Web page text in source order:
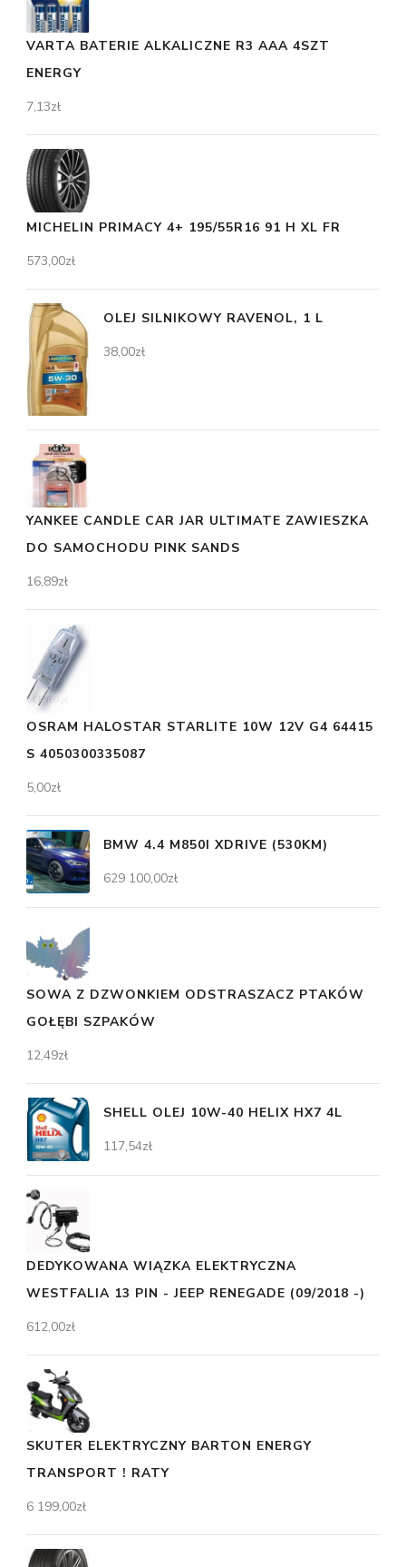
VARTA BATERIE ALKALICZNE R3 AAA 4SZT
ENERGY
7,13zł
MICHELIN PRIMACY 4+ 195/55R16 91 H XL FR
573,00zł
OLEJ SILNIKOWY RAVENOL, 1 L
38,00zł
YANKEE CANDLE CAR JAR ULTIMATE ZAWIESZKA
DO SAMOCHODU PINK SANDS
16,89zł
OSRAM HALOSTAR STARLITE 10W 12V G4 64415
S 4050300335087
5,00zł
BMW 4.4 M850I XDRIVE (530KM)
629 100,00zł
SOWA Z DZWONKIEM ODSTRASZACZ PTAKÓW
GOŁĘBI SZPAKÓW
12,49zł
SHELL OLEJ 10W-40 HELIX HX7 4L
117,54zł
DEDYKOWANA WIĄZKA ELEKTRYCZNA
WESTFALIA 13 PIN - JEEP RENEGADE (09/2018 -)
612,00zł
SKUTER ELEKTRYCZNY BARTON ENERGY
TRANSPORT ! RATY
6 199,00zł